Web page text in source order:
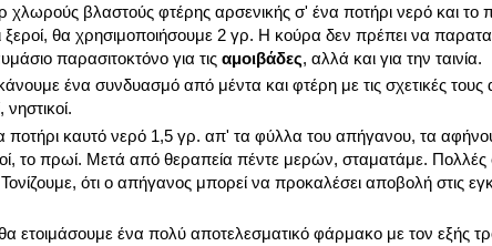
χλωρούς βλαστούς φτέρης αρσενικής σ' ένα ποτήρι νερό και το
ξεροί, θα χρησιμοποιήσουμε 2 γρ. Η κούρα δεν πρέπει να
παρασιτοκτόνο για τις αμοιβάδες, αλλά και για την ταινία.
ένα συνδυασμό από μέντα και φτέρη με τις σχετικές τους
ποτήρι καυτό νερό 1,5 γρ. απ' τα φύλλα του απήγανου, τα
το πρωί. Μετά από θεραπεία πέντε μερών, σταματάμε.
Τονίζουμε, ότι ο απήγανος μπορεί να προκαλέσει αποβολή στις
ετοιμάσουμε ένα πολύ αποτελεσματικό φάρμακο με τον εξής